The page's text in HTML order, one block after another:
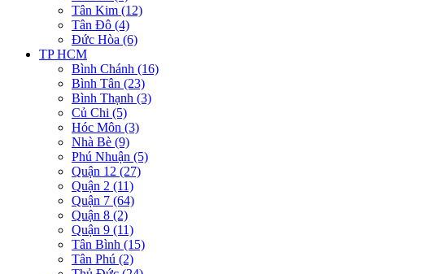
Tân Kim (12)
Tân Đô (4)
Đức Hòa (6)
TP HCM
Bình Chánh (16)
Bình Tân (23)
Bình Thạnh (3)
Củ Chi (5)
Hóc Môn (3)
Nhà Bè (9)
Phú Nhuận (5)
Quận 12 (27)
Quận 2 (11)
Quận 7 (64)
Quận 8 (2)
Quận 9 (11)
Tân Bình (15)
Tân Phú (2)